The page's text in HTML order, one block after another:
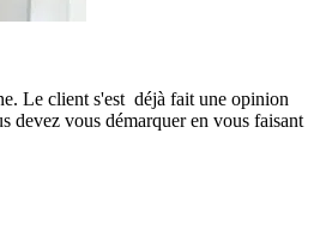
Le client s'est déjà fait une opinion
devez vous démarquer en vous faisant